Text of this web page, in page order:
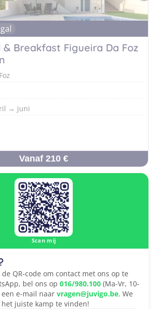
& Breakfast Figueira Da Foz
→ juni
Vanaf 210 €
Scan mij
QR-code om contact met ons op te
bel ons op 016/980.100 (Ma-Vr, 10-
e-mail naar vragen@juvigo.be. We
juiste kamp te vinden!